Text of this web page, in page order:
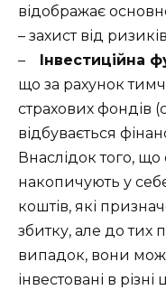
відображає
– захист від
–
Інвестиційна
що за рахунок
страхових фондів
відбувається
Внаслідок того, що
накопичують у
коштів, які
збитку, але до тих
випадок, вони
інвестовані в